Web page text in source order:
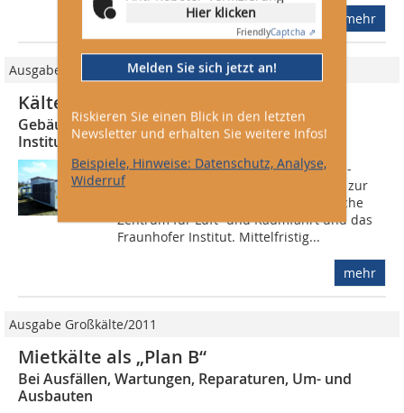
Hier klicken
FriendlyCaptcha ⇗
Melden Sie sich jetzt an!
Riskieren Sie einen Blick in den letzten
Newsletter und erhalten Sie weitere Infos!
Beispiele, Hinweise: Datenschutz, Analyse,
Widerruf
mehr
Ausgabe Großkälte/2013
Kälte-Contracting mit Mietkälte
Gebäudeklimatisierung für DLR und Fraunhofer
Institut
Die Stadtwerke Augsburg bieten Kälte-
Contracting an: Sie liefern Kaltwasser zur
Gebäudeklimatisierung an das Deutsche
Zentrum für Luft- und Raumfahrt und das
Fraunhofer Institut. Mittelfristig...
mehr
Ausgabe Großkälte/2011
Mietkälte als „Plan B“
Bei Ausfällen, Wartungen, Reparaturen, Um- und
Ausbauten